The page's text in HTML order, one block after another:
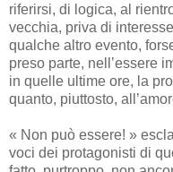
riferirsi, di logica, al
vecchia, priva di
qualche altro evento,
preso parte, nell’essere
in quelle ultime ore, la
quanto, piuttosto,
« Non può essere! »
voci dei protagonisti di